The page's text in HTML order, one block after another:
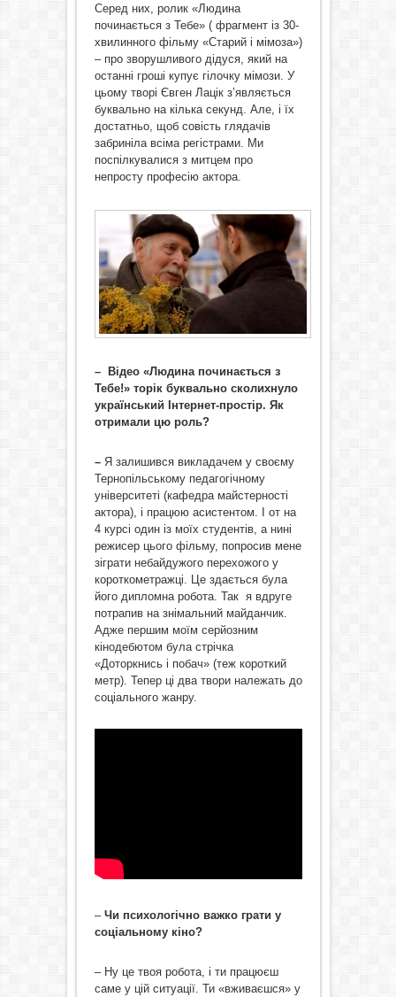
Серед них, ролик «Людина
починається з Тебе» ( фрагмент із 30-
хвилинного фільму «Старий і мімоза»)
– про зворушливого дідуся, який на
останні гроші купує гілочку мімози. У
цьому творі Євген Лацік з’являється
буквально на кілька секунд. Але, і їх
достатньо, щоб совість глядачів
забриніла всіма регістрами. Ми
поспілкувалися з митцем про
непросту професію актора.
– Відео «Людина починається з
Тебе!» торік буквально сколихнуло
український Інтернет-простір. Як
отримали цю роль?
– Я залишився викладачем у своєму
Тернопільському педагогічному
університеті (кафедра майстерності
актора), і працюю асистентом. І от на
4 курсі один із моїх студентів, а нині
режисер цього фільму, попросив мене
зіграти небайдужого перехожого у
короткометражці. Це здається була
його дипломна робота. Так я вдруге
потрапив на знімальний майданчик.
Адже першим моїм серйозним
кінодебютом була стрічка
«Доторкнись і побач» (теж короткий
метр). Тепер ці два твори належать до
соціального жанру.
– Чи психологічно важко грати у
соціальному кіно?
– Ну це твоя робота, і ти працюєш
саме у цій ситуації. Ти «вживаєшся» у